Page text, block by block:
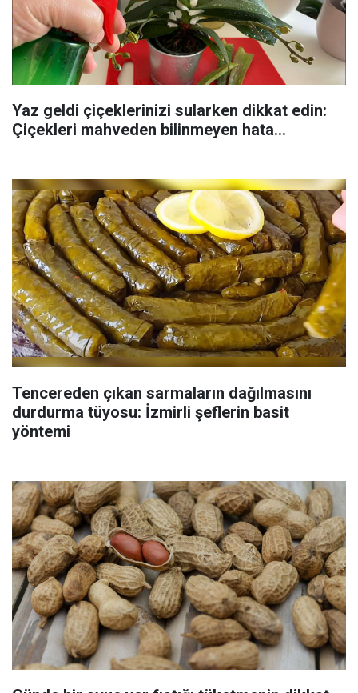
Yaz geldi çiçeklerinizi sularken dikkat edin:
Çiçekleri mahveden bilinmeyen hata...
Tencereden çıkan sarmaların dağılmasını
durdurma tüyosu: İzmirli şeflerin basit
yöntemi